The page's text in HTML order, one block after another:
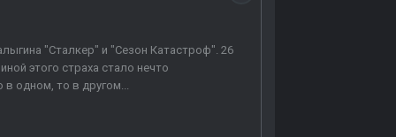
"Сталкер" и "Сезон Катастроф". 26
этого страха стало нечто
одном, то в другом...